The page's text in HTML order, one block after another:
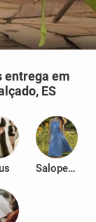
entrega em
ES
Salopetes